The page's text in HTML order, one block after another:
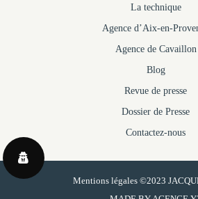
La technique
Agence d’Aix-en-
Agence de Cavaillon
Blog
Revue de presse
Dossier de Presse
Contactez-nous
Mentions légales ©2023